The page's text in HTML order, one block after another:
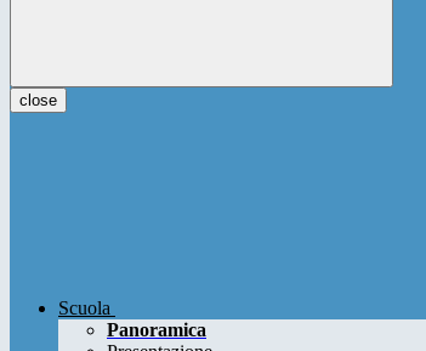
close
Scuola
Panoramica